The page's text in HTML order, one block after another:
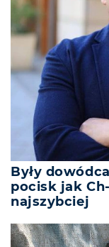
Były
pocisk jak
najszybciej